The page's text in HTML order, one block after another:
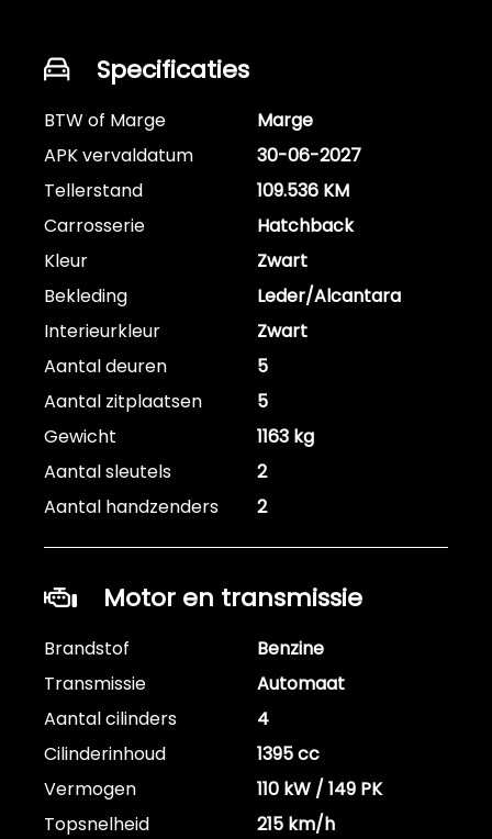
Specificaties
BTW of Marge
Marge
APK vervaldatum
30-06-2027
Tellerstand
109.536 KM
Carrosserie
Hatchback
Kleur
Zwart
Bekleding
Leder/Alcantara
Interieurkleur
Zwart
Aantal deuren
5
Aantal zitplaatsen
5
Gewicht
1163 kg
Aantal sleutels
2
Aantal handzenders
2
Motor en transmissie
Brandstof
Benzine
Transmissie
Automaat
Aantal cilinders
4
Cilinderinhoud
1395 cc
Vermogen
110 kW / 149 PK
Topsnelheid
215 km/h